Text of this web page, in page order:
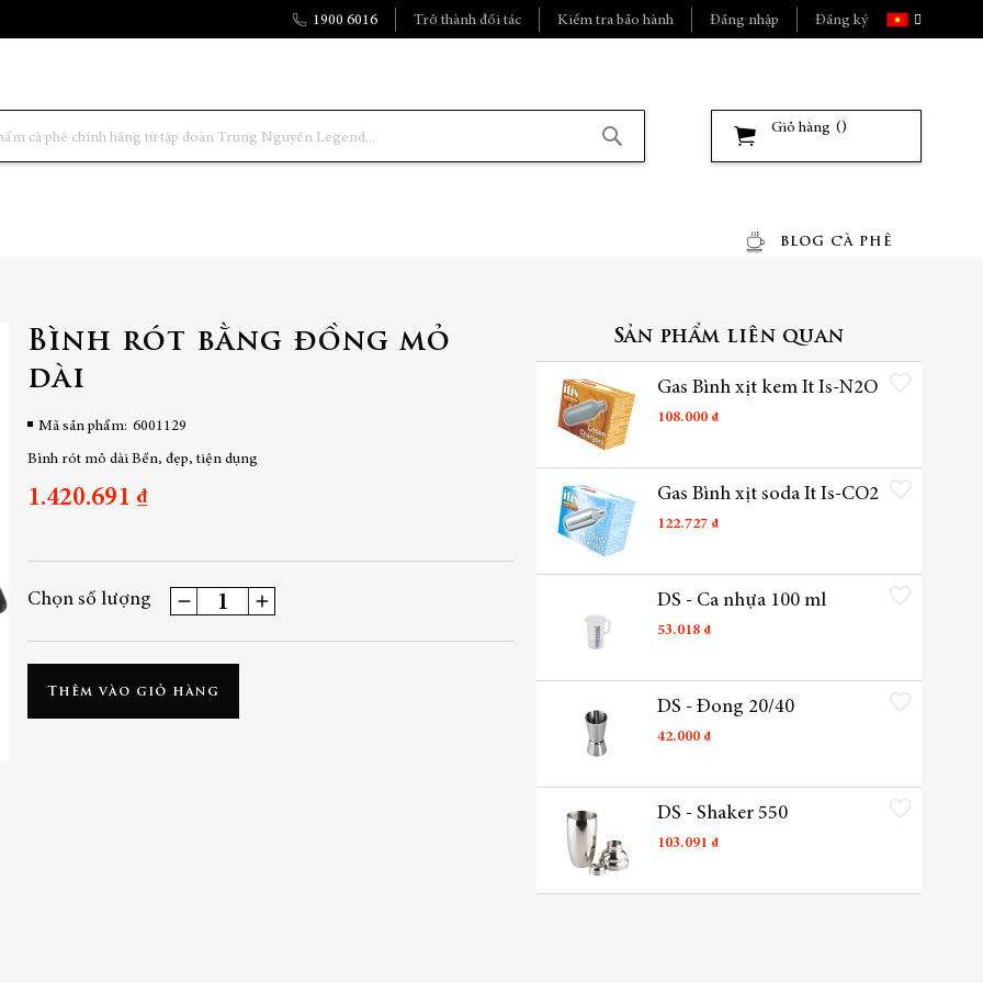
Ngôn
ngữ
Trở thành đối tác Đăng nhập
1900 6016 Kiểm tra bảo hành Đăng ký
Giỏ hàng
BLOG CÀ PHÊ
Bình rót bằng đồng mỏ
dài
Mã sản phẩm 6001129
Bình rót mỏ dài Bền, đẹp, tiện dụng
1.420.691 ₫
Chọn số lượng
Thêm vào giỏ hàng
Sản phẩm liên quan
Gas Bình xịt kem It Is-N2O
108.000 ₫
Thêm vào danh sách yêu
Gas Bình xịt soda It Is-CO2
122.727 ₫
Thêm vào danh sách yêu
DS - Ca nhựa 100 ml
53.018 ₫
Thêm vào danh sách yêu
DS - Đong 20/40
42.000 ₫
Thêm vào danh sách yêu
DS - Shaker 550
103.091 ₫
Thêm vào danh sách yêu